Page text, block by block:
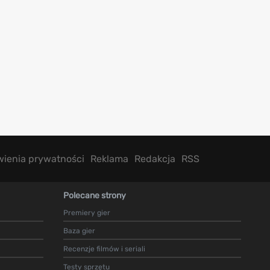
prywatności Reklama Redakcja RSS
Polecane strony
Premiery gier
Baza gier
Recenzje filmów i seriali
Testy sprzętu